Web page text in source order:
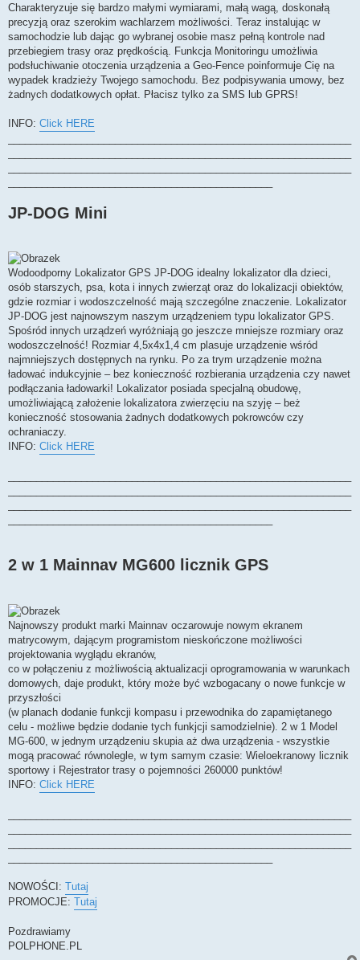
Charakteryzuje się bardzo małymi wymiarami, małą wagą, doskonałą
precyzją oraz szerokim wachlarzem możliwości. Teraz instalując w
samochodzie lub dając go wybranej osobie masz pełną kontrole nad
przebiegiem trasy oraz prędkością. Funkcja Monitoringu umożliwia
podsłuchiwanie otoczenia urządzenia a Geo-Fence poinformuje Cię na
wypadek kradzieży Twojego samochodu. Bez podpisywania umowy, bez
żadnych dodatkowych opłat. Płacisz tylko za SMS lub GPRS!
INFO: Click HERE
JP-DOG Mini
Wodoodporny Lokalizator GPS JP-DOG idealny lokalizator dla dzieci,
osób starszych, psa, kota i innych zwierząt oraz do lokalizacji obiektów,
gdzie rozmiar i wodoszczelność mają szczególne znaczenie. Lokalizator
JP-DOG jest najnowszym naszym urządzeniem typu lokalizator GPS.
Spośród innych urządzeń wyróżniają go jeszcze mniejsze rozmiary oraz
wodoszczelność! Rozmiar 4,5x4x1,4 cm plasuje urządzenie wśród
najmniejszych dostępnych na rynku. Po za trym urządzenie można
ładować indukcyjnie – bez konieczność rozbierania urządzenia czy nawet
podłączania ładowarki! Lokalizator posiada specjalną obudowę,
umożliwiającą założenie lokalizatora zwierzęciu na szyję – beż
konieczność stosowania żadnych dodatkowych pokrowców czy
ochraniaczy.
INFO: Click HERE
2 w 1 Mainnav MG600 licznik GPS
Najnowszy produkt marki Mainnav oczarowuje nowym ekranem
matrycowym, dającym programistom nieskończone możliwości
projektowania wyglądu ekranów,
co w połączeniu z możliwością aktualizacji oprogramowania w warunkach
domowych, daje produkt, który może być wzbogacany o nowe funkcje w
przyszłości
(w planach dodanie funkcji kompasu i przewodnika do zapamiętanego
celu - możliwe będzie dodanie tych funkjcji samodzielnie). 2 w 1 Model
MG-600, w jednym urządzeniu skupia aż dwa urządzenia - wszystkie
mogą pracować równolegle, w tym samym czasie: Wieloekranowy licznik
sportowy i Rejestrator trasy o pojemności 260000 punktów!
INFO: Click HERE
NOWOŚCI: Tutaj
PROMOCJE: Tutaj
Pozdrawiamy
POLPHONE.PL